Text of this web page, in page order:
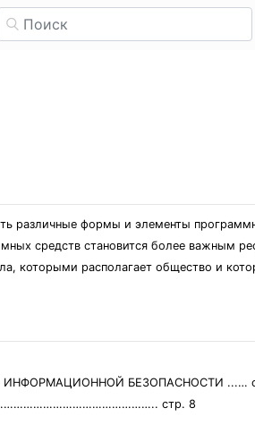
различные формы и элементы
средств становится более важным
которыми располагает общество и
БЕЗОПАСНОСТИ ...…
стр. 8